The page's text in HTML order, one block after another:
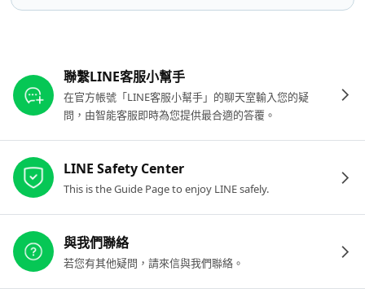
聯繫LINE客服小幫手
在官方帳號「LINE客服小幫手」的聊天室輸入您的疑
問，由智能客服即時為您提供最合適的答覆。
LINE Safety Center
This is the Guide Page to enjoy LINE safely.
與我們聯絡
若您有其他疑問，請來信與我們聯絡。